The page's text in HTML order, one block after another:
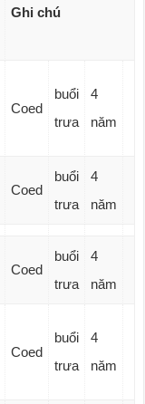
Ghi chú
Coed
buổi
trưa
4
năm
Coed
buổi
trưa
4
năm
Coed
buổi
trưa
4
năm
Coed
buổi
trưa
4
năm